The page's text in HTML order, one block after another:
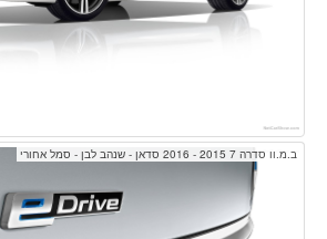
ב.מ.וו סדרה 7 2015 - 2016 סדאן - שנהב לבן - סמל אחורי